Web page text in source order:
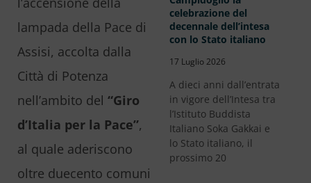
lampada della Pace di
Assisi, accolta dalla
Città di Potenza
nell’ambito del “Giro
d’Italia per la Pace”,
al quale aderiscono
oltre duecento comuni
celebrazione del
decennale dell’intesa
con lo Stato italiano
17 Luglio 2026
A dieci anni dall’entrata
in vigore dell’Intesa tra
l’Istituto Buddista
Italiano Soka Gakkai e
lo Stato italiano, il
prossimo 20